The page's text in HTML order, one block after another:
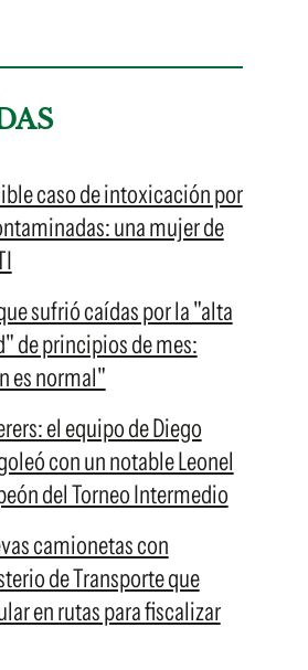
caso de intoxicación por
una mujer de
sufrió caídas por la "alta
de principios de mes:
es normal"
el equipo de Diego
con un notable Leonel
del Torneo Intermedio
camionetas con
de Transporte que
en rutas para fiscalizar